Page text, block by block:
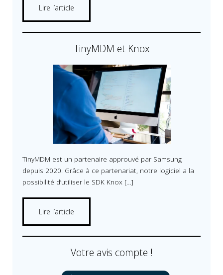
Lire l’article
TinyMDM et Knox
TinyMDM est un partenaire approuvé par Samsung
depuis 2020. Grâce à ce partenariat, notre logiciel a la
possibilité d’utiliser le SDK Knox […]
Lire l’article
Votre avis compte !